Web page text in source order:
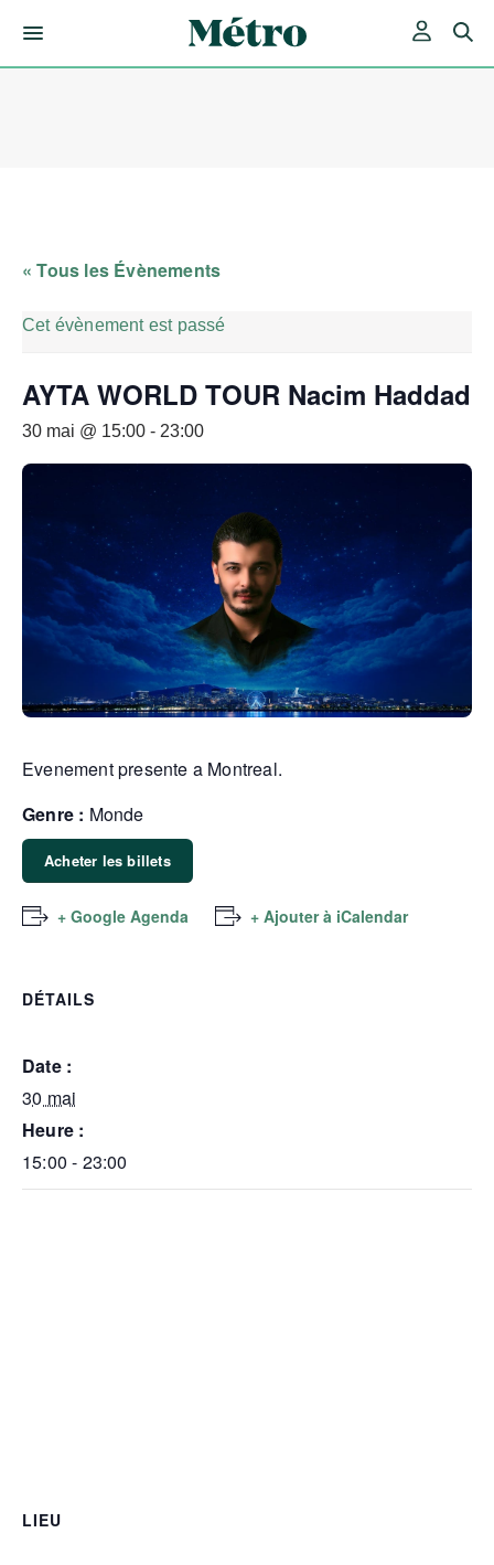
« Tous les Évènements
Cet évènement est passé
AYTA WORLD TOUR Nacim Haddad
30 mai @ 15:00 - 23:00
Evenement presente a Montreal.
Genre : Monde
Acheter les billets
+ Google Agenda + Ajouter à iCalendar
DÉTAILS
Date :
30 mai
Heure :
15:00 - 23:00
LIEU